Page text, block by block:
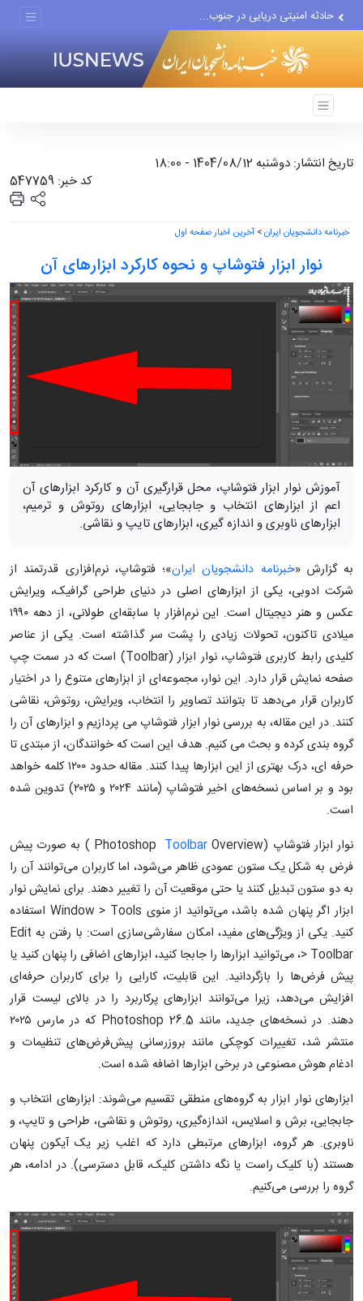
حادثه امنیتی دریایی در جنوب...
لفاظی جدید نتانیاهو علیه ایران
تاریخ انتشار: دوشنبه 1404/08/12 - 18:00
کد خبر: 547759
خبرنامه دانشجویان ایران> آخرین اخبار صفحه اول
نوار ابزار فتوشاپ و نحوه کارکرد ابزارهای آن
آموزش نوار ابزار فتوشاپ، محل قرارگیری آن و کارکرد ابزارهای آن
اعم از ابزارهای انتخاب و جابجایی، ابزارهای روتوش و ترمیم،
ابزارهای ناوبری و اندازه گیری، ابزارهای تایپ و نقاشی.
به گزارش «خبرنامه دانشجویان ایران»؛ فتوشاپ، نرم‌افزاری قدرتمند از
شرکت ادوبی، یکی از ابزارهای اصلی در دنیای طراحی گرافیک، ویرایش
عکس و هنر دیجیتال است. این نرم‌افزار با سابقه‌ای طولانی، از دهه ۱۹۹۰
میلادی تاکنون، تحولات زیادی را پشت سر گذاشته است. یکی از عناصر
کلیدی رابط کاربری فتوشاپ، نوار ابزار (Toolbar) است که در سمت چپ
صفحه نمایش قرار دارد. این نوار، مجموعه‌ای از ابزارهای متنوع را در اختیار
کاربران قرار می‌دهد تا بتوانند تصاویر را انتخاب، ویرایش، روتوش، نقاشی
کنند. در این مقاله، به بررسی نوار ابزار فتوشاپ می ‌پردازیم و ابزارهای آن را
گروه‌ بندی کرده و بحث می ‌کنیم. هدف این است که خوانندگان، از مبتدی تا
حرفه‌ ای، درک بهتری از این ابزارها پیدا کنند. مقاله حدود ۱۲۰۰ کلمه خواهد
بود و بر اساس نسخه‌های اخیر فتوشاپ (مانند ۲۰۲۴ و ۲۰۲۵) تدوین شده
است.
نوار ابزار فتوشاپ (Photoshop
Toolbar
Overview ) به صورت پیش‌
فرض به شکل یک ستون عمودی ظاهر می‌شود، اما کاربران می‌توانند آن را
به دو ستون تبدیل کنند یا حتی موقعیت آن را تغییر دهند. برای نمایش نوار
ابزار اگر پنهان شده باشد، می‌توانید از منوی Window > Tools استفاده
کنید. یکی از ویژگی‌های مفید، امکان سفارشی‌سازی است: با رفتن به Edit
> Toolbar، می‌توانید ابزارها را جابجا کنید، ابزارهای اضافی را پنهان کنید یا
پیش‌ فرض‌ها را بازگردانید. این قابلیت، کارایی را برای کاربران حرفه‌ای
افزایش می‌دهد، زیرا می‌توانند ابزارهای پرکاربرد را در بالای لیست قرار
دهند. در نسخه‌های جدید، مانند Photoshop 26.5 که در مارس ۲۰۲۵
منتشر شد، تغییرات کوچکی مانند بروزرسانی پیش‌فرض‌های تنظیمات و
ادغام هوش مصنوعی در برخی ابزارها اضافه شده است.
ابزارهای نوار ابزار به گروه‌های منطقی تقسیم می‌شوند: ابزارهای انتخاب و
جابجایی، برش و اسلایس، اندازه‌گیری، روتوش و نقاشی، طراحی و تایپ، و
ناوبری. هر گروه، ابزارهای مرتبطی دارد که اغلب زیر یک آیکون پنهان
هستند (با کلیک راست یا نگه داشتن کلیک، قابل دسترسی). در ادامه، هر
گروه را بررسی می‌کنیم.